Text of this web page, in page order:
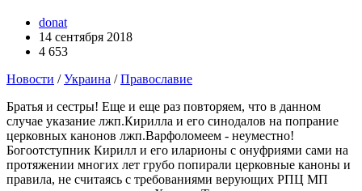
donat
14 сентября 2018
4 653
Новости /Украина /Православие
Братья и сестры! Еще и еще раз повторяем, что в данном
случае указание лжп.Кирилла и его синодалов на попрание
церковных канонов лжп.Варфоломеем - неуместно!
Богоотступник Кирилл и его иларионы с онуфриями сами на
протяжении многих лет грубо попирали церковные каноны и
правила, не считаясь с требованиями верующих РПЦ МП